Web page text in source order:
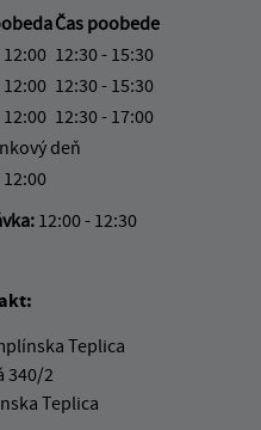
Čas poobede
12:30 - 15:30
12:30 - 15:30
12:30 - 17:00
deň
12:00 - 12:30
Teplica
340/2
Teplica